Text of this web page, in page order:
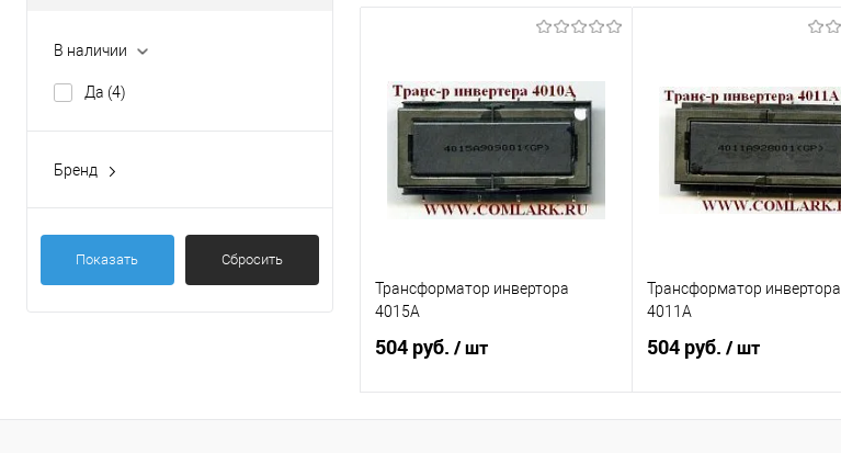
В наличии
Да (4)
Бренд
Показать Сбросить
Трансформатор инвертора
4015A
504 руб. / шт
Трансформатор инвертора
4011A
504 руб. / шт